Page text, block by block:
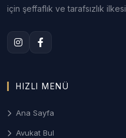
davalarında Aksaray
savcılık ifade işlemleri,
desteği.
için şeffaflık ve tarafsızlık
HIZLI MENÜ
Ana Sayfa
Avukat Bul